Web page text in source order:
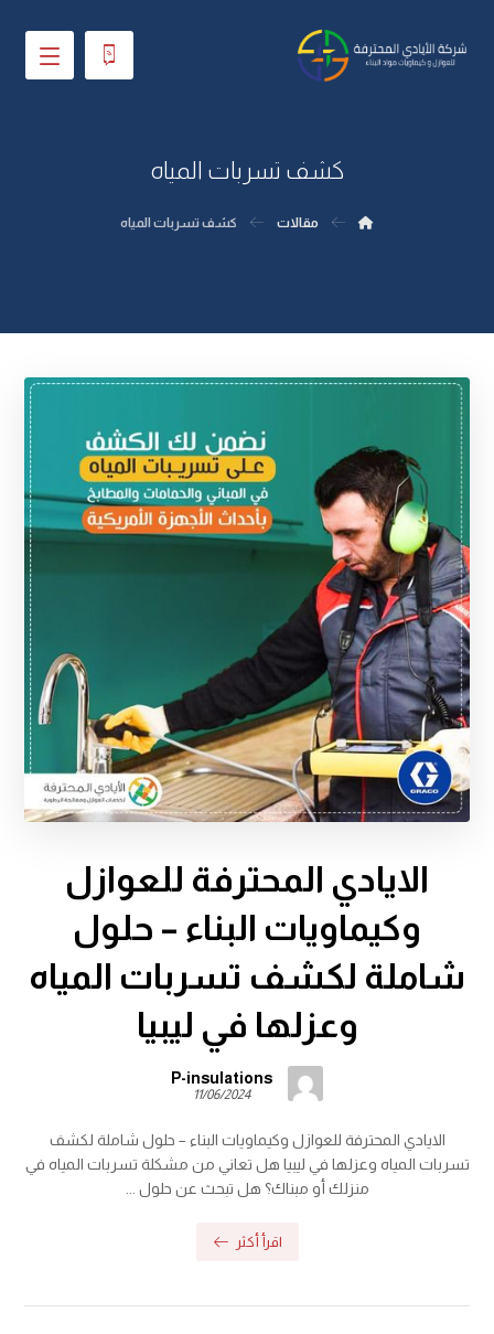
كشف تسربات المياه
مقالات كشف تسربات المياه
الايادي المحترفة للعوازل
وكيماويات البناء – حلول
شاملة لكشف تسربات المياه
وعزلها في ليبيا
P-insulations
11/06/2024
الايادي المحترفة للعوازل وكيماويات البناء – حلول شاملة لكشف
تسربات المياه وعزلها في ليبيا هل تعاني من مشكلة تسربات المياه في
منزلك أو مبناك؟ هل تبحث عن حلول ...
اقرأ أكثر